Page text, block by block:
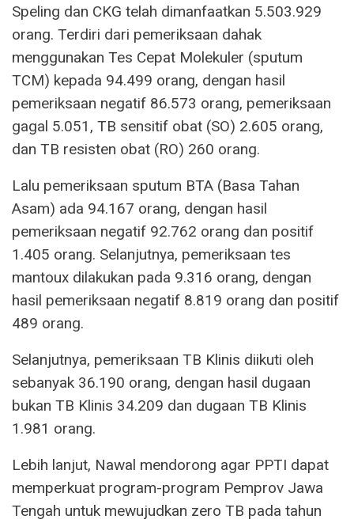
Speling dan CKG telah dimanfaatkan 5.503.929
orang. Terdiri dari pemeriksaan dahak
menggunakan Tes Cepat Molekuler (sputum
TCM) kepada 94.499 orang, dengan hasil
pemeriksaan negatif 86.573 orang, pemeriksaan
gagal 5.051, TB sensitif obat (SO) 2.605 orang,
dan TB resisten obat (RO) 260 orang.
Lalu pemeriksaan sputum BTA (Basa Tahan
Asam) ada 94.167 orang, dengan hasil
pemeriksaan negatif 92.762 orang dan positif
1.405 orang. Selanjutnya, pemeriksaan tes
mantoux dilakukan pada 9.316 orang, dengan
hasil pemeriksaan negatif 8.819 orang dan positif
489 orang.
Selanjutnya, pemeriksaan TB Klinis diikuti oleh
sebanyak 36.190 orang, dengan hasil dugaan
bukan TB Klinis 34.209 dan dugaan TB Klinis
1.981 orang.
Lebih lanjut, Nawal mendorong agar PPTI dapat
memperkuat program-program Pemprov Jawa
Tengah untuk mewujudkan zero TB pada tahun